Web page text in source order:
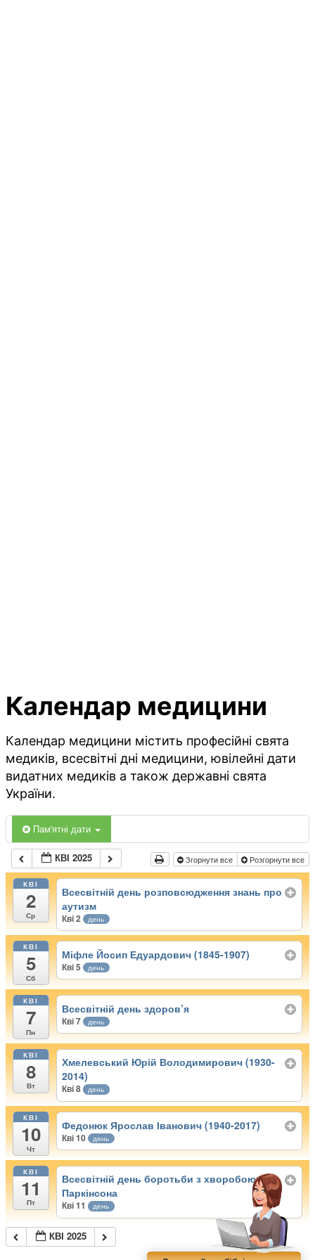
Календар медицини
Календар медицини містить професійні свята
медиків, всесвітні дні медицини, ювілейні дати
видатних медиків а також державні свята
України.
Пам'ятні дати
КВІ 2025 Згорнути все Розгорнути все
КВІ
2
Ср
Всесвітній день розповсюдження знань про
аутизм
Кві 2 день
КВІ
5
Сб
Міфле Йосип Едуардович (1845-1907)
Кві 5 день
КВІ
7
Пн
Всесвітній день здоров’я
Кві 7 день
КВІ
8
Вт
Хмелевський Юрій Володимирович (1930-
2014)
Кві 8 день
КВІ
10
Чт
Федонюк Ярослав Іванович (1940-2017)
Кві 10 день
КВІ
11
Пт
Всесвітній день боротьби з хворобою
Паркінсона
Кві 11 день
КВІ 2025